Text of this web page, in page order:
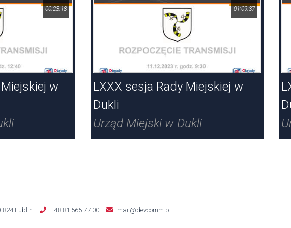
00:23:18
w
01:09:37
LXXX sesja Rady Miejskiej w
Dukli
Urząd Miejski w Dukli
824 Lublin +48 81 565 77 00 mail@devcomm.pl